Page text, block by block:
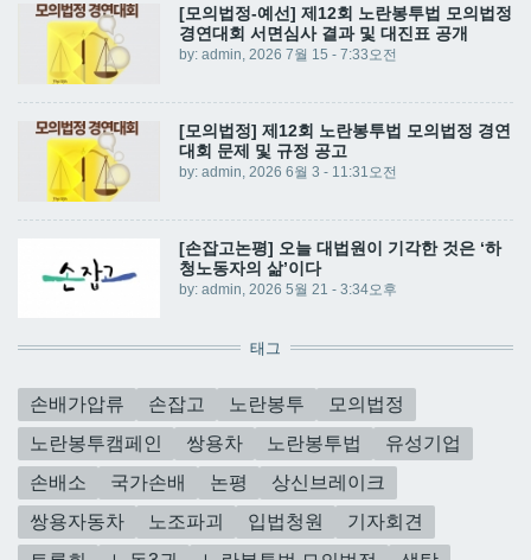
[모의법정-예선] 제12회 노란봉투법 모의법정
경연대회 서면심사 결과 및 대진표 공개
by: admin, 2026 7월 15 - 7:33오전
[모의법정] 제12회 노란봉투법 모의법정 경연
대회 문제 및 규정 공고
by: admin, 2026 6월 3 - 11:31오전
[손잡고논평] 오늘 대법원이 기각한 것은 ‘하
청노동자의 삶’이다
by: admin , 2026 5월 21 - 3:34오후
태그
손배가압류 손잡고 노란봉투
모의법정
노란봉투캠페인
쌍용차 노란봉투법
유성기업
손배소
국가손배 논평
상신브레이크
쌍용자동차
노조파괴 입법청원
기자회견